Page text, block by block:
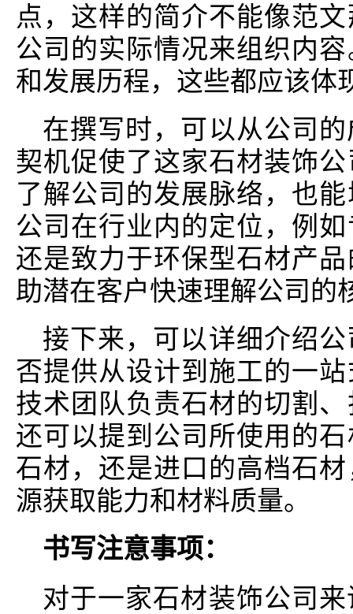
点，这样的简介不能像范
公司的实际情况来组织内
和发展历程，这些都应该体
在撰写时，可以从公司
契机促使了这家石材装饰
了解公司的发展脉络，也
公司在行业内的定位，例
还是致力于环保型石材产
助潜在客户快速理解公司的
接下来，可以详细介绍
否提供从设计到施工的一
技术团队负责石材的切割
还可以提到公司所使用的
石材，还是进口的高档石
源获取能力和材料质量。
书写注意事项：
对于一家石材装饰公司